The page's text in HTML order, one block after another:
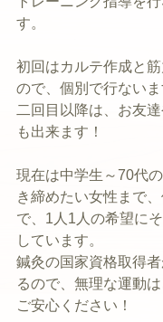
す。
初回はカルテ作成と
ので、個別で行ないま
二回目以降は、お友
も出来ます！
現在は中学生～70代
き締めたい女性まで
で、1人1人の希望に
しています。
鍼灸の国家資格取得
るので、無理な運動
ご安心ください！